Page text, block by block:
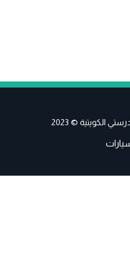
الكويتية © 2023